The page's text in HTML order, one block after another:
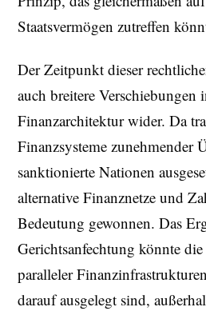
Staatsvermögen zutreffen
Der Zeitpunkt dieser
auch breitere Verschiebungen
Finanzarchitektur wider. Da
Finanzsysteme zunehmender
sanktionierte Nationen
alternative Finanznetze und
Bedeutung gewonnen. Das
Gerichtsanfechtung könnte
paralleler
darauf ausgelegt sind,